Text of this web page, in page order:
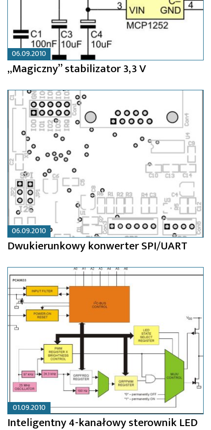
06.09.2010
„Magiczny” stabilizator 3,3 V
06.09.2010
Dwukierunkowy konwerter SPI/UART
01.09.2010
Inteligentny 4-kanałowy sterownik LED